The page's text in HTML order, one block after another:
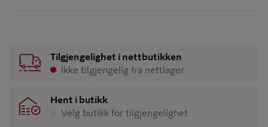
Tilgjengelighet i nettbutikken
Ikke tilgjengelig fra nettlager
Hent i butikk
Velg butikk for tilgjengelighet